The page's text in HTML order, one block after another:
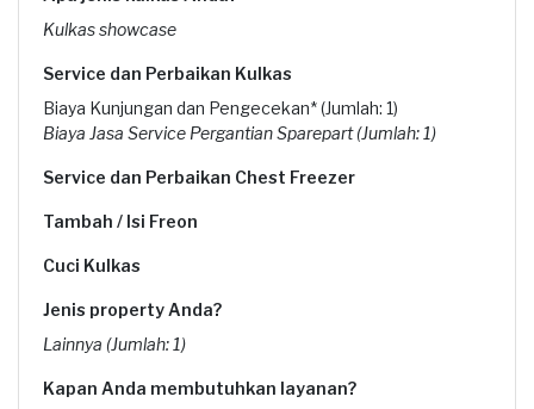
Kulkas showcase
Service dan Perbaikan Kulkas
Biaya Kunjungan dan Pengecekan* (Jumlah: 1)
Biaya Jasa Service Pergantian Sparepart (Jumlah: 1)
Service dan Perbaikan Chest Freezer
Tambah / Isi Freon
Cuci Kulkas
Jenis property Anda?
Lainnya (Jumlah: 1)
Kapan Anda membutuhkan layanan?